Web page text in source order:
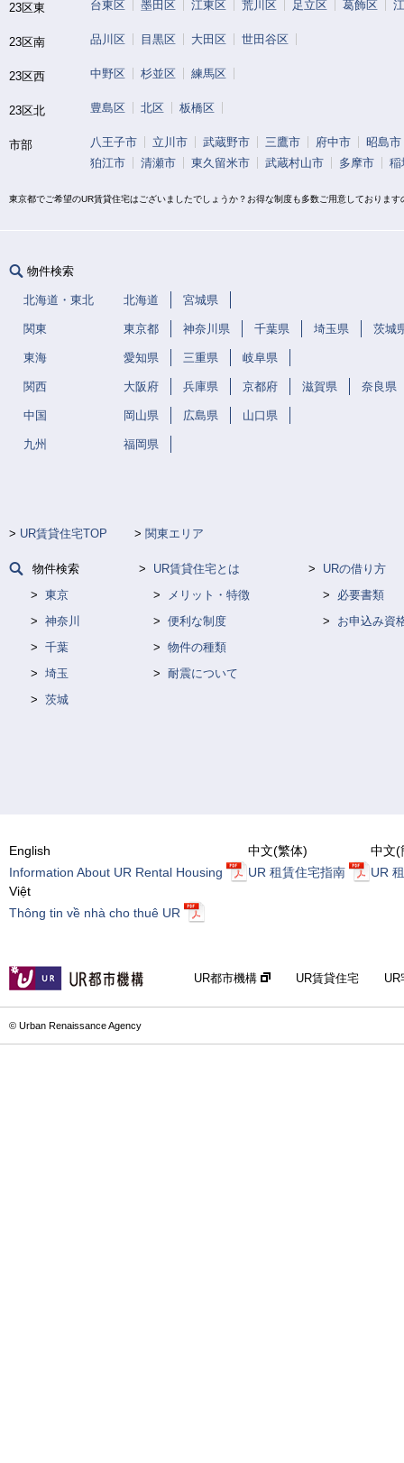
23区東 台東区 墨田区 江東区 荒川区 足立区 葛飾区
23区南 品川区 目黒区 大田区 世田谷区
23区西 中野区 杉並区 練馬区
23区北 豊島区 北区 板橋区
市部 八王子市 立川市 武蔵野市 三鷹市 府中市
昭島市
狛江市
清瀬市 東久留米市 武蔵村山市 多摩市 稲
東京都でご希望のUR賃貸住宅はございましたでしょうか？お得な制度も多数ご用意しておりま
物件検索
北海道・東北 北海道 宮城県
関東 東京都 神奈川県 千葉県 埼玉県 茨城
東海 愛知県 三重県 岐阜県
関西 大阪府 兵庫県 京都府 滋賀県 奈良県
中国 岡山県 広島県 山口県
九州 福岡県
UR賃貸住宅TOP 関東エリア
物件検索
東京
神奈川
千葉
埼玉
茨城
UR賃貸住宅とは
メリット・特徴
便利な制度
物件の種類
耐震について
URの借り方
必要書類
お申込み資
English
Information About UR Rental Housing
中文(繁体)
UR 租賃住宅指南
中文(
UR
Việt
Thông tin về nhà cho thuê UR
UR都市機構 UR賃貸住宅
© Urban Renaissance Agency